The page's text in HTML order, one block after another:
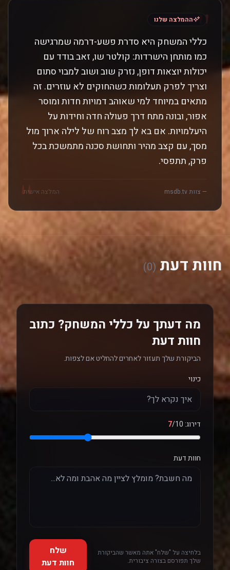
"
"
ההמלצה שלנו
כללי המשחק היא סדרת פשע-דרמה שמרגישה
כמו מותחן הישרדות: קולטר שו, זאב בודד עם
יכולות יוצאות דופן, נזרק שוב ושוב למבוי סתום
וצריך לפרק תעלומות כשהחוקים לא עוזרים. זה
מתאים במיוחד למי שאוהב דמויות חדות ומוסר
אפור, ובונה מתח דרך פעולה חדה וחידות על
היעלמויות. אם בא לך מצב רוח של לילה ארוך מול
מסך, עם קצב מהיר ותחושת סכנה מתמשכת בכל
פרק, תתפסי.
— צוות msdb.tv המלצה אישית
חוות דעת (0)
מה דעתך על כללי המשחק? כתוב
חוות דעת
הביקורת שלך תעזור לאחרים להחליט אם לצפות.
כינוי
דירוג: 7/10
חוות דעת
בלחיצה על "שלח" אתה מאשר שהביקורת
שלך תפורסם בצורה ציבורית.
שלח
חוות דעת